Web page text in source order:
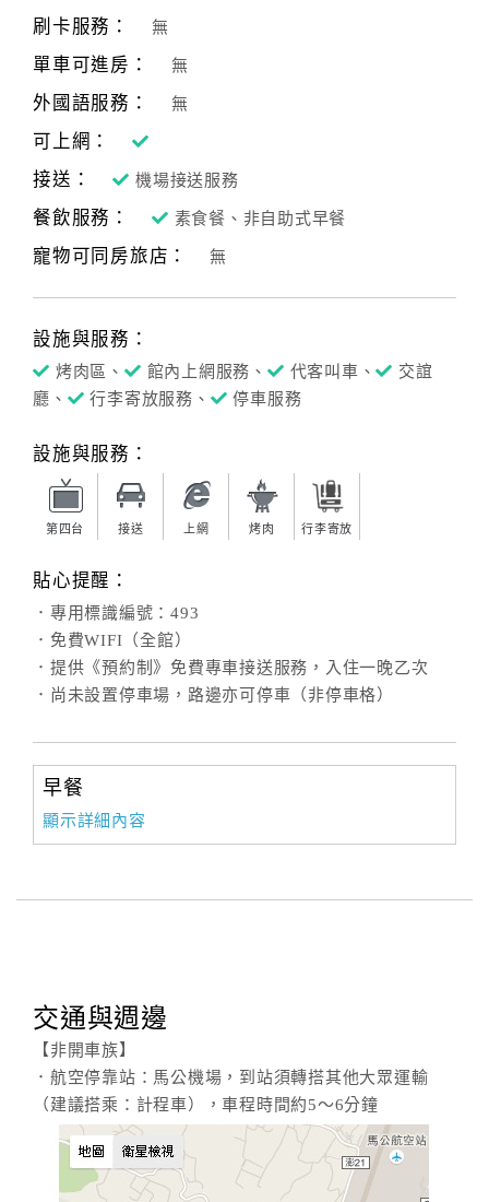
理
會
員
戶
客
絡
單
Line
房
房
刷卡服務： 無
單車可進房： 無
外國語服務： 無
可上網：
接送：
機場接送服務
餐飲服務： 素食餐、非自助式早餐
寵物可同房旅店： 無
設施與服務：
烤肉區、 館內上網服務、 代客叫車、
交誼
廳、
行李寄放服務、 停車服務
設施與服務：
第四台 接送 上網 烤肉 行李寄放
貼心提醒：
．專用標識編號：493
．免費WIFI（全館）
．提供《預約制》免費專車接送服務，入住一晚乙次
．尚未設置停車場，路邊亦可停車（非停車格）
早餐
顯示詳細內容
交通與週邊
【非開車族】
．航空停靠站：馬公機場，到站須轉搭其他大眾運輸
（建議搭乘：計程車），車程時間約5～6分鐘